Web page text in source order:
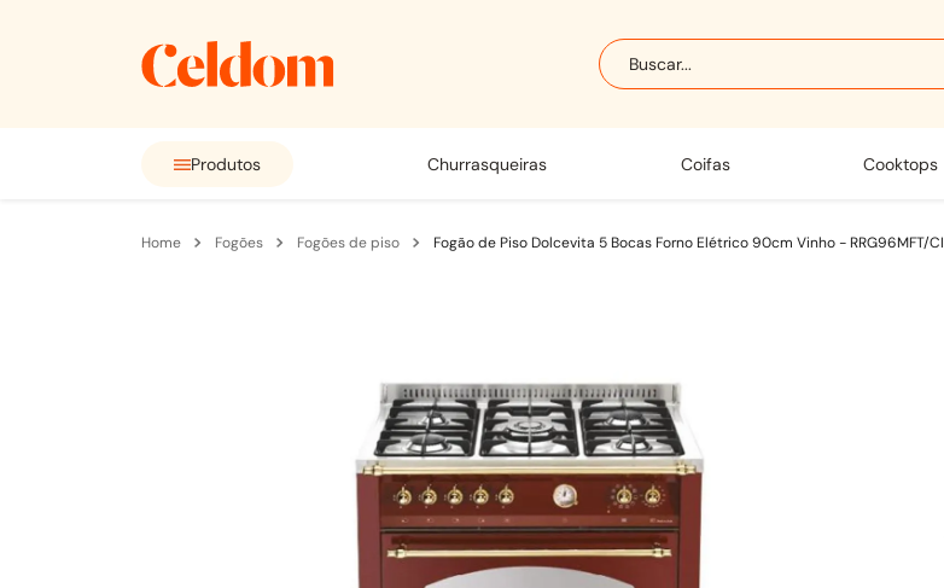
Buscar...
churrasqueiras coifas cooktops
Produtos
fogões fogões de piso Fogão de Piso Dolcevita 5 Bocas Forno Elétrico 90cm Vinho - RRG96MFT/CI